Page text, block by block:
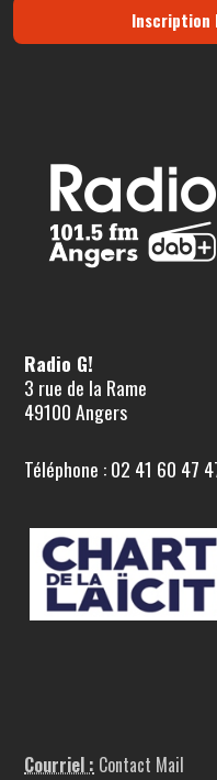
Inscription
Radio G!
3 rue de la Rame
49100 Angers
Téléphone : 02 41 60 47
Courriel : Contact Mail